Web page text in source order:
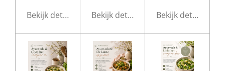
Bekijk details Bekijk details Bekijk details